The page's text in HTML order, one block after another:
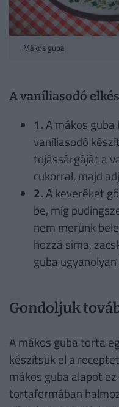
Mákos guba
A vaníliasodó
1.A mákos
vaníliasodó
tojássárgáját a
cukorral, majd
2.A keveréket
be, míg
nem merünk
hozzá sima,
guba
Gondoljuk
A mákos guba torta
készítsük el a
mákos guba alapot
tortaformában